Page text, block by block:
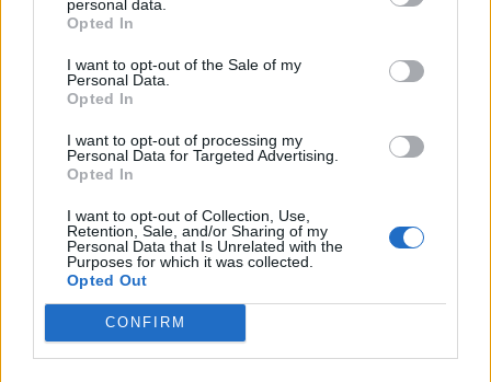
personal data.
Opted In
I want to opt-out of the Sale of my
Personal Data.
Opted In
I want to opt-out of processing my
Personal Data for Targeted Advertising.
Opted In
I want to opt-out of Collection, Use,
Retention, Sale, and/or Sharing of my
Personal Data that Is Unrelated with the
Purposes for which it was collected.
Opted Out
CONFIRM